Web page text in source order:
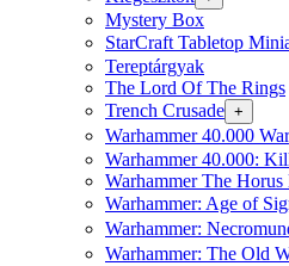
Mystery Box
StarCraft Tabletop
Tereptárgyak
The Lord Of The Rings
Trench Crusade +
Warhammer 40.000
Warhammer 40.000:
Warhammer The Horus
Warhammer: Age of
Warhammer:
Warhammer: The Old